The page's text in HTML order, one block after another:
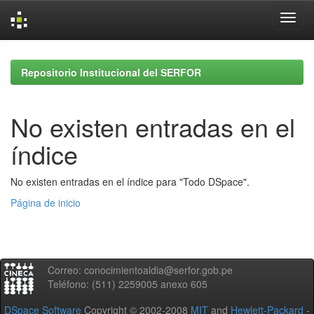
navigationRepositorio Institucional del SERFOR
No existen entradas en el
índice
No existen entradas en el índice para "Todo DSpace".
Página de inicio
Correo: conocimientoaldia@serfor.gob.pe
Teléfono: (511) 2259005 anexo 605
DSpace Software Copyright © 2002-2008 MIT and Hewlett-Packard -